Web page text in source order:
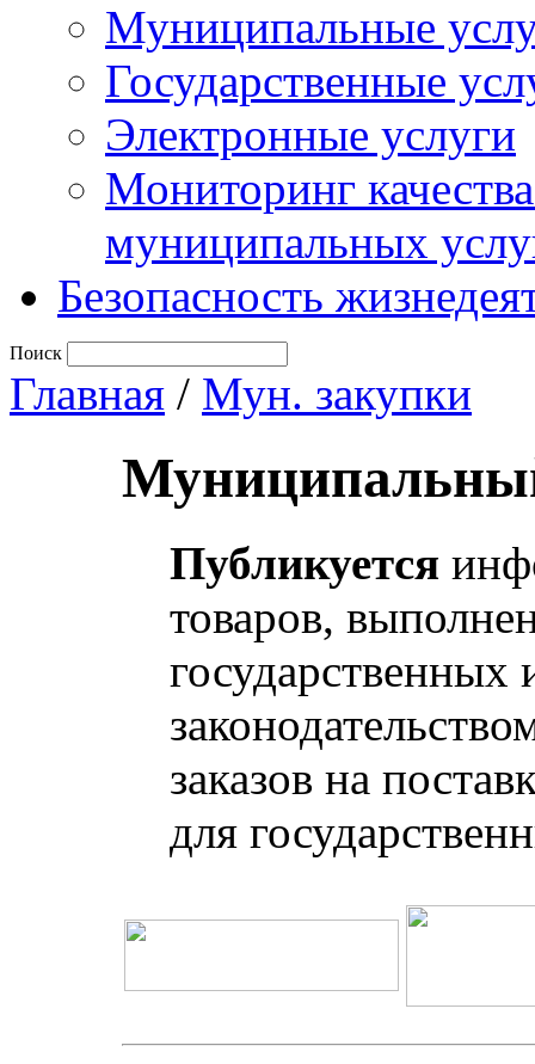
Муниципальные
Государственные
Электронные услуги
Мониторинг
муниципальных
Безопасность
Поиск
Главная / Мун. закупки
Публикуется
товаров,
заказов на
для